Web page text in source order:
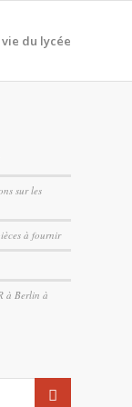
vie du lycée
sur les
à fournir
à Berlin à